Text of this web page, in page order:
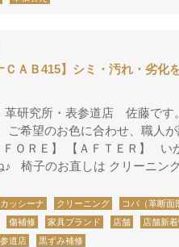
ＣＡＢ415】シミ・汚れ・劣
革研究所・表参道店 佐藤で
ご希望のお色に合わせ、職人
ＯＲＥ】 【ＡＦＴＥＲ】 い
♪ 椅子のお直しは クリーニ
カッシーナ クリーニング コバ（革断面
傷補修 家具ブランド 店舗 店舗新
道店 黒ずみ補修